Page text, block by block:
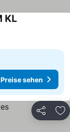
KL
Preise sehen
Teilen